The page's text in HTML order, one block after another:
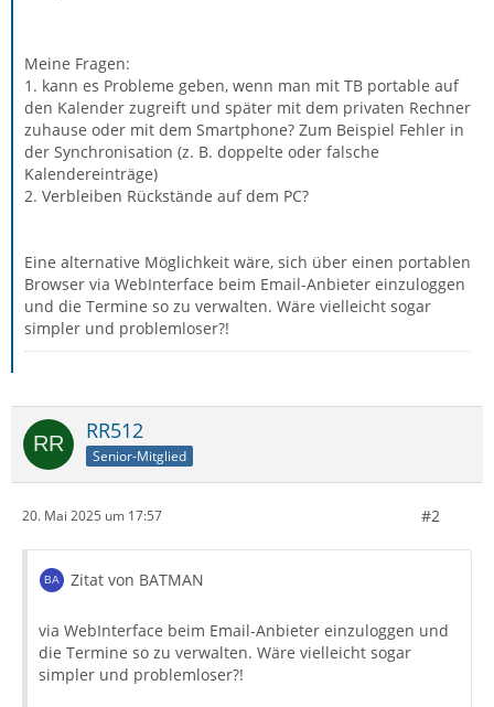
Meine Fragen:
1. kann es Probleme geben, wenn man mit TB portable auf
den Kalender zugreift und später mit dem privaten Rechner
zuhause oder mit dem Smartphone? Zum Beispiel Fehler in
der Synchronisation (z. B. doppelte oder falsche
Kalendereinträge)
2. Verbleiben Rückstände auf dem PC?
Eine alternative Möglichkeit wäre, sich über einen portablen
Browser via WebInterface beim Email-Anbieter einzuloggen
und die Termine so zu verwalten. Wäre vielleicht sogar
simpler und problemloser?!
RR512
Senior-Mitglied
20. Mai 2025 um 17:57 #2
Zitat von BATMAN
via WebInterface beim Email-Anbieter einzuloggen und
die Termine so zu verwalten. Wäre vielleicht sogar
simpler und problemloser?!